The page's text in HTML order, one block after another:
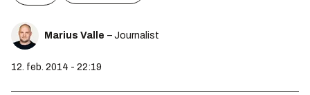
Marius Valle – Journalist
12. feb. 2014 - 22:19